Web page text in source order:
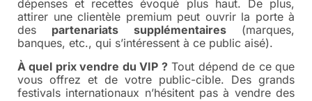
dépenses et recettes évoqué plus haut. De plus,
attirer une clientèle premium peut ouvrir la porte à
des partenariats supplémentaires(marques,
banques, etc., qui s’intéressent à ce public aisé).
À quel prix vendre du VIP ?Tout dépend de ce que
vous offrez et de votre public-cible. Des grands
festivals internationaux n’hésitent pas à vendre des